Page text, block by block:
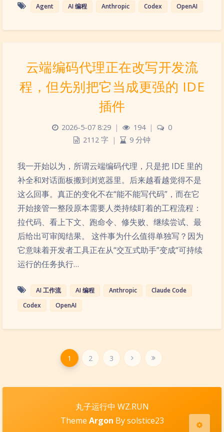
夜间模式
Sans Serif Serif
浅阴影
Agent AI 编程 Anthropic Codex OpenAI
云端编码代理正在改写开发流
程，但先别把它当成更强的 IDE
插件
2026-5-07 8:29 | 194 |
0
2112 字 | 9 分钟
我一开始以为，所谓云端编码代理，只是把 IDE 里的
补全和对话面板搬到浏览器里。后来越看越觉得不是
这么回事。真正的变化不在“能不能写代码”，而在它
开始接管一整段原本需要人类持续盯着的工程流程：
拉代码、看上下文、跑命令、修失败、继续尝试、最
后给出可审阅结果。 这件事为什么值得单独写？因为
它意味着开发者工具正在从“交互式助手”变成“可持续
运行的任务执行…
AI 工作流 AI 编程 Anthropic
Claude Code
Codex
OpenAI
1 2 3
丸子运行中 WZ.RUN
Theme Argon By solstice23